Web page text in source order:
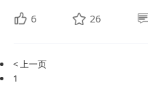
6
26
< 上一页
1